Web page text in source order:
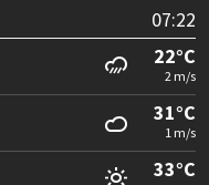
07:22
22°C
2 m/s
31°C
1 m/s
33°C